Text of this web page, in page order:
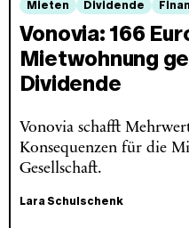
Mieten Dividende
Vonovia: 166
Mietwohnung
Dividende
Vonovia schafft
Konsequenzen für die
Gesellschaft.
Lara Schulschenk